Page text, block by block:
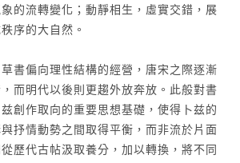
的流轉變化；動靜相生，虛實交錯，展
序的大自然。
書偏向理性結構的經營，唐宋之際逐漸
而明代以後則更趨外放奔放。此般對書
創作取向的重要思想基礎，使得卜兹的
抒情動勢之間取得平衡，而非流於片面
歷代古帖汲取養分，加以轉換，將不同